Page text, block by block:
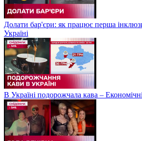
Долати бар'єри: як працює перша
Україні
В Україні подорожчала кава –